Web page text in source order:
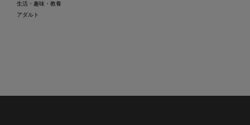
生活・趣味・教養
アダルト